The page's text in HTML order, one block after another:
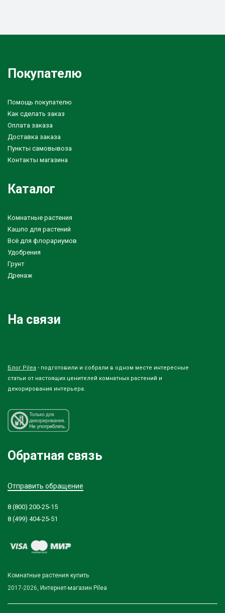
Покупателю
Помощь покупателю
Как сделать заказ
Оплата заказа
Доставка заказа
Пункты самовывоза
Контакты магазина
Каталог
Комнатные растения
Кашпо для растений
Всё для флорариумов
Удобрения
Грунт
Дренаж
На связи
Блог Pilea - подготовили и собрали в одном месте интересные
статьи от настоящих ценителей комнатных растений и
декорирования интерьера.
Обратная связь
Отправить обращение
8 (800) 200-25-15
8 (499) 404-25-51
Комнатные растения купить
2017-2026, Интернет-магазин Pilea